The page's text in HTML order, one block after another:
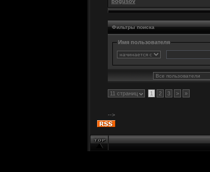
Фильтры поиска
Имя пользователя
11 страниц 1 2 3 > »
-->